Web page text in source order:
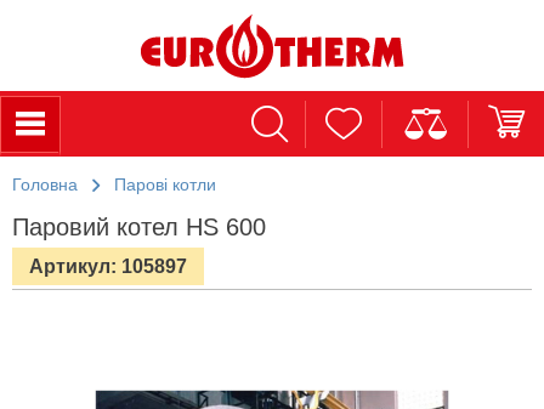
Головна Парові котли
Паровий котел HS 600
Артикул: 105897